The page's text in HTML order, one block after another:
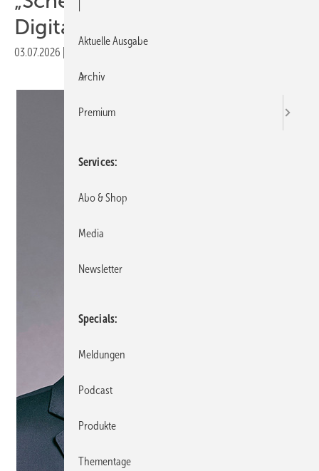
Digitalisierung!“
03.07.2026
Aktuelle Ausgabe
Archiv
Premium
Services
Abo & Shop
Media
Newsletter
Specials
Meldungen
Podcast
Produkte
Thementage